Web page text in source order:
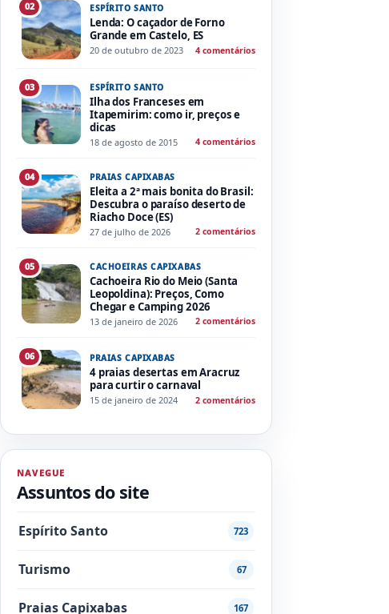
02 ESPÍRITO SANTO
Lenda: O caçador de Forno
Grande em Castelo, ES
20 de outubro de 2023 4 comentários
03 ESPÍRITO SANTO
Ilha dos Franceses em
Itapemirim: como ir, preços e
dicas
18 de agosto de 2015 4 comentários
04 PRAIAS CAPIXABAS
Eleita a 2ª mais bonita do Brasil:
Descubra o paraíso deserto de
Riacho Doce (ES)
27 de julho de 2026 2 comentários
05 CACHOEIRAS CAPIXABAS
Cachoeira Rio do Meio (Santa
Leopoldina): Preços, Como
Chegar e Camping 2026
13 de janeiro de 2026 2 comentários
06 PRAIAS CAPIXABAS
4 praias desertas em Aracruz
para curtir o carnaval
15 de janeiro de 2024 2 comentários
NAVEGUE
Assuntos do site
Espírito Santo 723
Turismo 67
Praias Capixabas 167